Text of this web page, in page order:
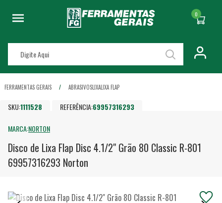
0
FERRAMENTAS GERAIS ABRASIVOSLIXALIXA FLAP
SKU:1111528 REFERÊNCIA:69957316293
MARCA:NORTON
Disco de Lixa Flap Disc 4.1/2" Grão 80 Classic R-801
69957316293 Norton